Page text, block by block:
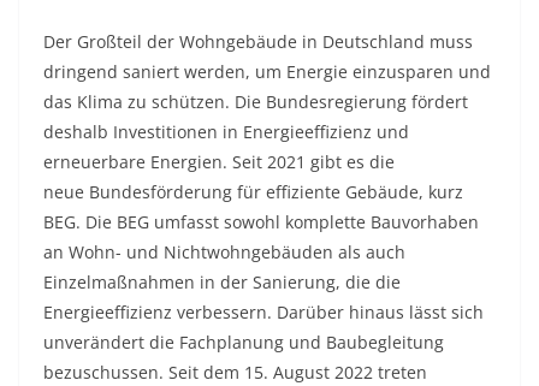
Der Großteil der Wohngebäude in Deutschland muss
dringend saniert werden, um Energie einzusparen und
das Klima zu schützen. Die Bundesregierung fördert
deshalb Investitionen in Energieeffizienz und
erneuerbare Energien. Seit 2021 gibt es die
neue Bundesförderung für effiziente Gebäude, kurz
BEG. Die BEG umfasst sowohl komplette Bauvorhaben
an Wohn- und Nichtwohngebäuden als auch
Einzelmaßnahmen in der Sanierung, die die
Energieeffizienz verbessern. Darüber hinaus lässt sich
unverändert die Fachplanung und Baubegleitung
bezuschussen. Seit dem 15. August 2022 treten